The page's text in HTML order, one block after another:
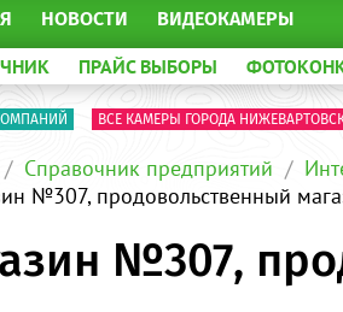
НОВОСТИ ВИДЕОКАМЕРЫ
ПРАЙС ВЫБОРЫ
ВСЕ КАМЕРЫ ГОРОДА
Справочник предприятий
№307, продовольственный
№307,